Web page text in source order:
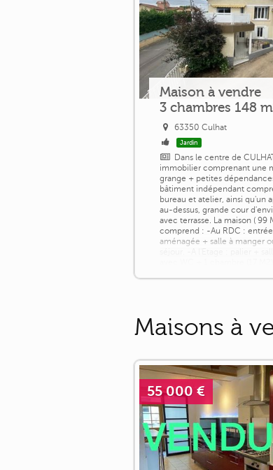
Maison à vendre
3 chambres 148
63350 Culhat
Jardin
Dans le centre de
immobilier comprenant une
grange + petites
bâtiment indépendant
bureau et atelier, ainsi qu'un
au-dessus, grande cour
avec terrasse. La maison ( 99
comprend : -Au RDC :
aménagée + salle à manger
Maisons à
55 000 €